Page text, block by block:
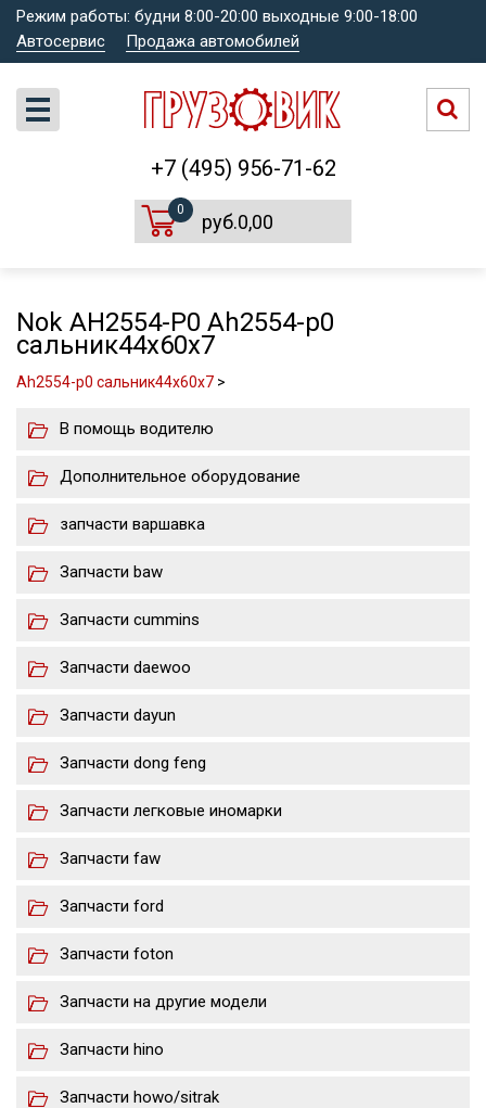
Режим работы: будни 8:00-20:00 выходные 9:00-18:00
Автосервис
Продажа автомобилей
+7 (495) 956-71-62
0
руб.0,00
Nok AH2554-P0 Ah2554-p0
сальник44x60x7
Ah2554-p0 сальник44x60x7 >
В помощь водителю
Дополнительное оборудование
запчасти варшавка
Запчасти baw
Запчасти cummins
Запчасти daewoo
Запчасти dayun
Запчасти dong feng
Запчасти легковые иномарки
Запчасти faw
Запчасти ford
Запчасти foton
Запчасти на другие модели
Запчасти hino
Запчасти howo/sitrak